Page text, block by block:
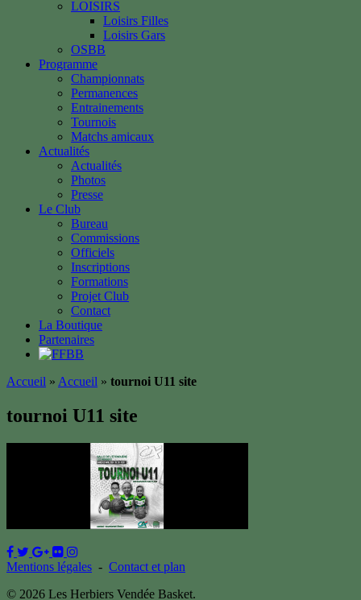
LOISIRS
Loisirs Filles
Loisirs Gars
OSBB
Programme
Championnats
Permanences
Entrainements
Tournois
Matchs amicaux
Actualités
Actualités
Photos
Presse
Le Club
Bureau
Commissions
Officiels
Inscriptions
Formations
Projet Club
Contact
La Boutique
Partenaires
Accueil » Accueil » tournoi U11 site
tournoi U11 site
Mentions légales - Contact et plan
© 2026 Les Herbiers Vendée Basket.